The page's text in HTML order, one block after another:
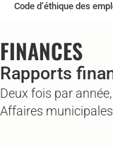
Code d’éthique des
FINANCES
Rapports
Deux fois par
Affaires